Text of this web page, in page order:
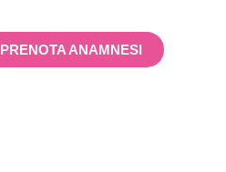
PRENOTA ANAMNESI